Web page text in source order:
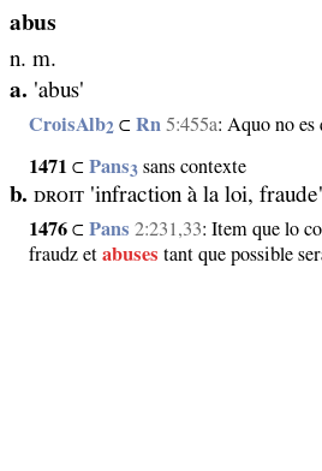
abus
n. m.
a. 'abus'
CroisAlb2 ⊂Rn 5:455a: Aquo no es
1471 ⊂Pans3 sans contexte
b. ᴅʀᴏɪᴛ 'infraction à la loi, fraude'
1476 ⊂Pans 2:231,33: Item que lo
fraudz etabuses tant que possible